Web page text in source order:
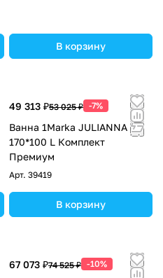
В корзину
49 313 ₽53 025 ₽ -7%
Ванна 1Marka JULIANNA
170*100 L Комплект
Премиум
Арт. 39419
В корзину
67 073 ₽74 525 ₽ -10%